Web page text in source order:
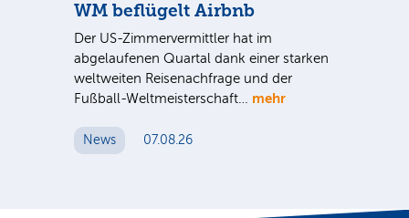
WM beflügelt Airbnb
Der US-Zimmervermittler hat im
abgelaufenen Quartal dank einer starken
weltweiten Reisenachfrage und der
Fußball-Weltmeisterschaft… mehr
News 07.08.26